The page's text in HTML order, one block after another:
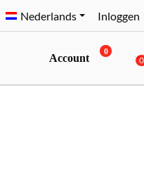
Nederlands Inloggen
Account
0
0